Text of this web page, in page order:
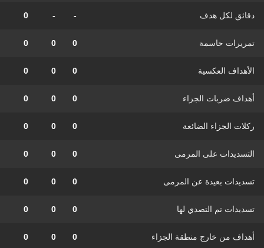
دقائق لكل هدف -
-
0
تمريرات حاسمة 0
0
0
الأهداف العكسية 0
0
0
أهداف ضربات الجزاء 0
0
0
ركلات الجزاء الضائعة 0
0
0
التسديدات على المرمى 0
0
0
تسديدات بعيدة عن المرمى 0
0
0
تسديدات تم التصدي لها 0
0
0
أهداف من خارج منطقة الجزاء 0
0
0